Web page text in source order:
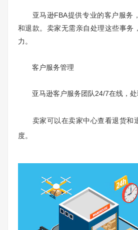
亚马逊FBA提供专业的客户服务
和退款。卖家无需亲自处理这些事务
力。
客户服务管理
亚马逊客户服务团队24/7在线，处
卖家可以在卖家中心查看退货和
度。